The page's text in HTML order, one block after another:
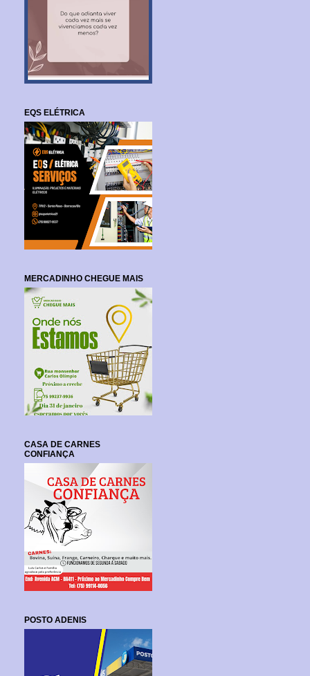
EQS ELÉTRICA
MERCADINHO CHEGUE MAIS
CASA DE CARNES
CONFIANÇA
POSTO ADENIS